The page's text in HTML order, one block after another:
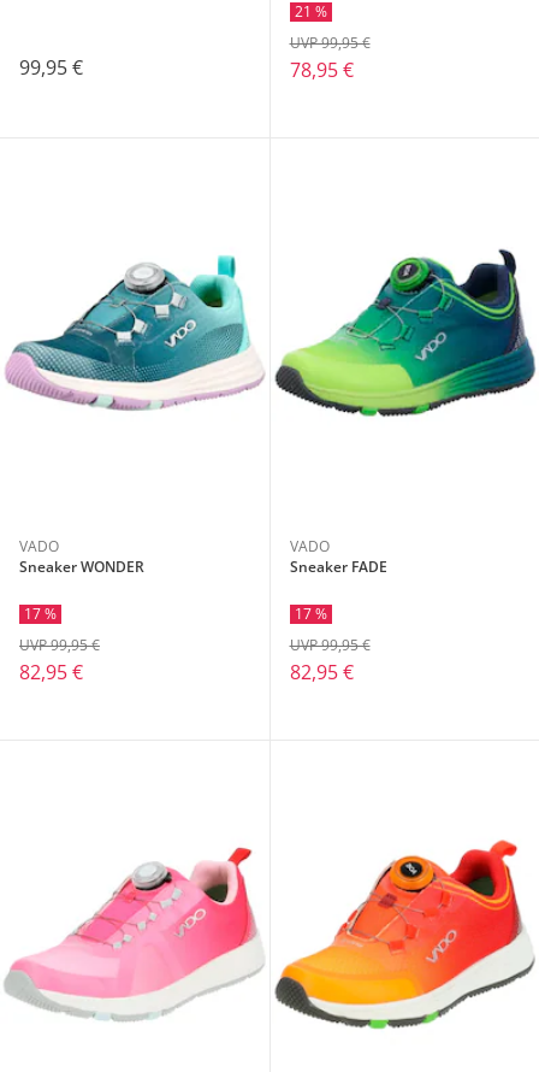
99,95 €
21 %
78,95 €
UVP 99,95 €
VADO
Sneaker WONDER
17 %
82,95 €
UVP 99,95 €
VADO
Sneaker FADE
17 %
82,95 €
UVP 99,95 €